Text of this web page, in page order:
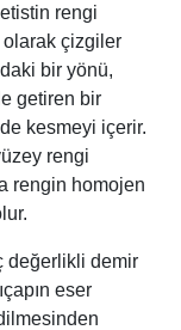
rengi
çizgiler
bir yönü,
getiren bir
kesmeyi içerir.
rengi
rengin homojen
değerlikli demir
eser